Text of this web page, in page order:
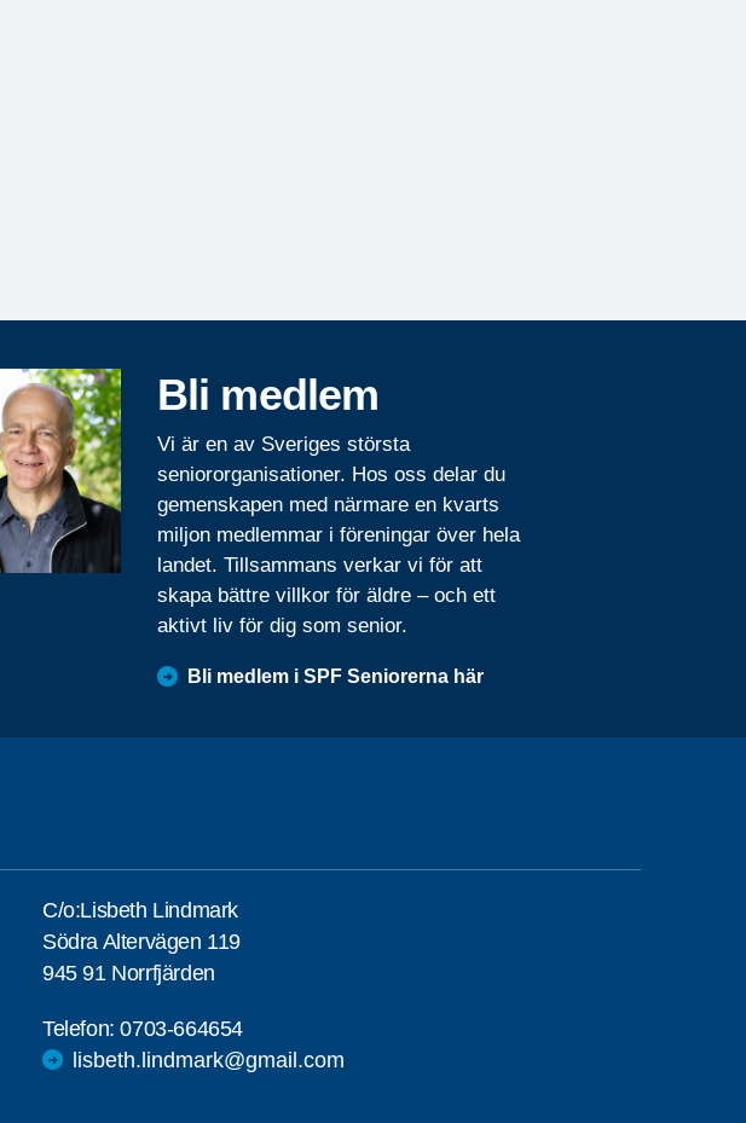
Bli medlem
Vi är en av Sveriges största
seniororganisationer. Hos oss delar du
gemenskapen med närmare en kvarts
miljon medlemmar i föreningar över hela
landet. Tillsammans verkar vi för att
skapa bättre villkor för äldre – och ett
aktivt liv för dig som senior.
Bli medlem i SPF Seniorerna här
C/o:Lisbeth Lindmark
Södra Altervägen 119
945 91 Norrfjärden
Telefon:0703-664654
lisbeth.lindmark@gmail.com